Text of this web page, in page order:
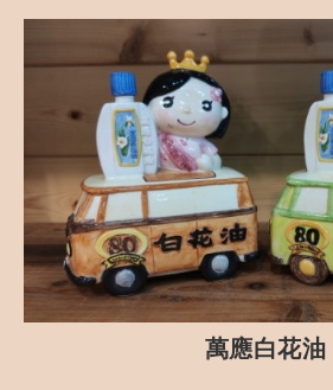
萬應白花油